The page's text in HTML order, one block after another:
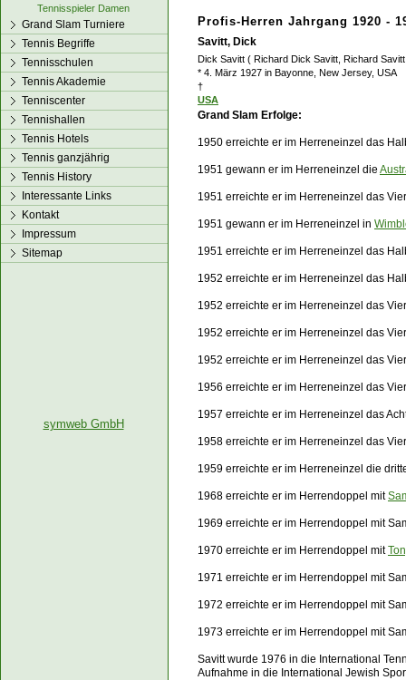
Profis-Herren Jahrgang 1920 -
Savitt, Dick
Dick Savitt ( Richard Dick Savitt, Richard
* 4. März 1927 in Bayonne, New Jersey, USA
†
USA
Grand Slam Erfolge:
1950 erreichte er im Herreneinzel das
1951 gewann er im Herreneinzel die
1951 erreichte er im Herreneinzel das
1951 gewann er im Herreneinzel in
1951 erreichte er im Herreneinzel das
1952 erreichte er im Herreneinzel das
1952 erreichte er im Herreneinzel das
1952 erreichte er im Herreneinzel das
1952 erreichte er im Herreneinzel das
1956 erreichte er im Herreneinzel das
1957 erreichte er im Herreneinzel das
1958 erreichte er im Herreneinzel das
1959 erreichte er im Herreneinzel die
1968 erreichte er im Herrendoppel mit
1969 erreichte er im Herrendoppel mit
1970 erreichte er im Herrendoppel mit
1971 erreichte er im Herrendoppel mit
1972 erreichte er im Herrendoppel mit
1973 erreichte er im Herrendoppel mit
Savitt wurde 1976 in die International
Aufnahme in die International Jewish
Tennisspieler Damen
Grand Slam Turniere
Tennis Begriffe
Tennisschulen
Tennis Akademie
Tenniscenter
Tennishallen
Tennis Hotels
Tennis ganzjährig
Tennis History
Interessante Links
Kontakt
Impressum
Sitemap
symweb GmbH